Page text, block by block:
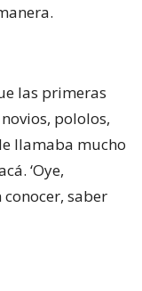
las primeras
pololos,
llamaba mucho
‘Oye,
saber